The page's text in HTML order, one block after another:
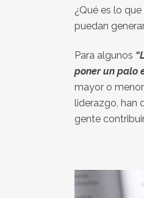
¿Qué es lo
puedan
Para algunos
poner un palo
mayor o
liderazgo, han
gente